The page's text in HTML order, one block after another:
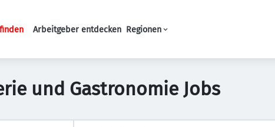
Haupt-Navigation
Arbeitgeber entdecken Regionen
und Gastronomie Jobs